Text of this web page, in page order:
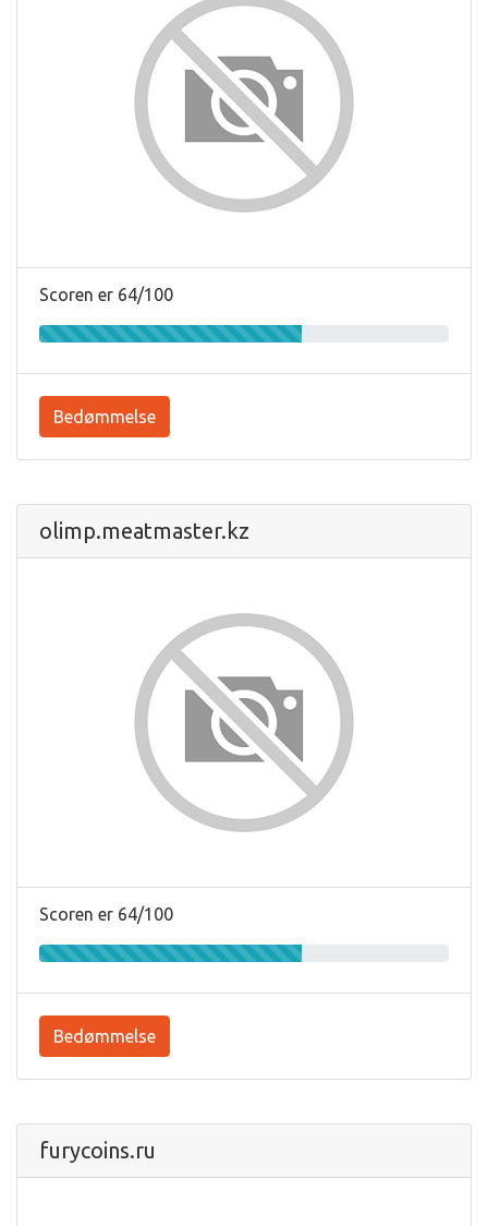
Scoren er 64/100
Bedømmelse
olimp.meatmaster.kz
Scoren er 64/100
Bedømmelse
furycoins.ru